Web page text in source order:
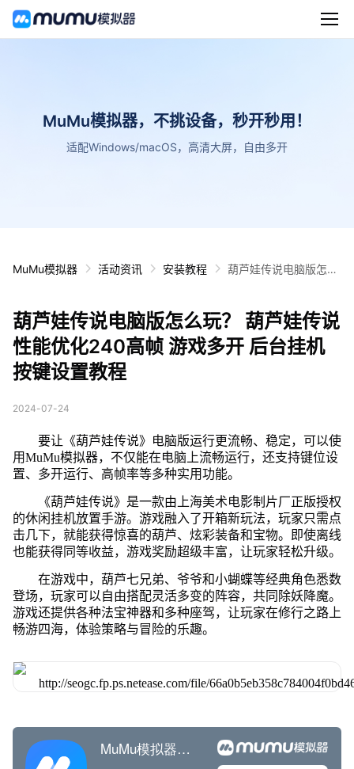
MuMu模拟器，不挑设备，秒开秒用！
适配Windows/macOS，高清大屏，自由多开
MuMu模拟器 活动资讯 安装教程
葫芦娃传说电脑版怎么
后台挂机 按键设置教程
葫芦娃传说电脑版怎么玩？ 葫芦娃传说
性能优化240高帧 游戏多开 后台挂机
按键设置教程
2024-07-24
要让《葫芦娃传说》电脑版运行更流畅、稳定，可以使
用MuMu模拟器，不仅能在电脑上流畅运行，还支持键位设
置、多开运行、高帧率等多种实用功能。
《葫芦娃传说》是一款由上海美术电影制片厂正版授权
的休闲挂机放置手游。游戏融入了开箱新玩法，玩家只需点
击几下，就能获得惊喜的葫芦、炫彩装备和宝物。即使离线
也能获得同等收益，游戏奖励超级丰富，让玩家轻松升级。
在游戏中，葫芦七兄弟、爷爷和小蝴蝶等经典角色悉数
登场，玩家可以自由搭配灵活多变的阵容，共同除妖降魔。
游戏还提供各种法宝神器和多种座驾，让玩家在修行之路上
畅游四海，体验策略与冒险的乐趣。